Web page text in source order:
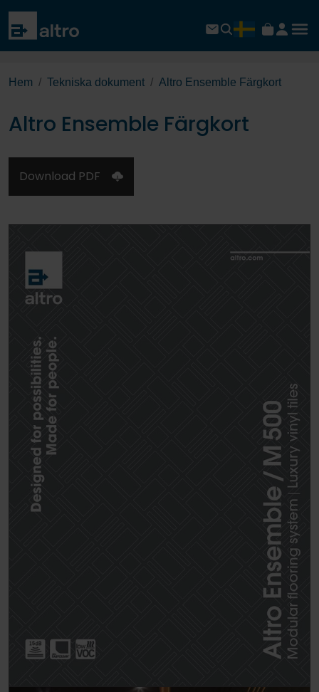
Hem Tekniska dokument Altro Ensemble Färgkort
Altro Ensemble Färgkort
Download PDF